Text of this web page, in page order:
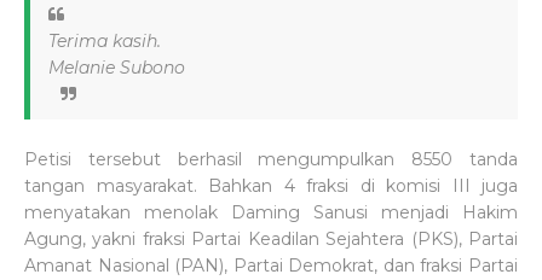
Terima kasih.
Melanie Subono
Petisi tersebut berhasil mengumpulkan 8550 tanda
tangan masyarakat. Bahkan 4 fraksi di komisi III juga
menyatakan menolak Daming Sanusi menjadi Hakim
Agung, yakni fraksi Partai Keadilan Sejahtera (PKS), Partai
Amanat Nasional (PAN), Partai Demokrat, dan fraksi Partai